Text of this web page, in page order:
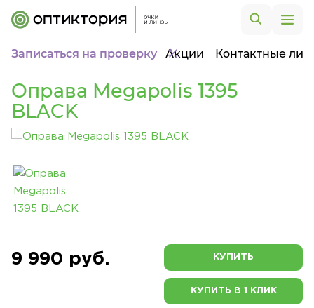
Записаться на проверку Акции Контактные
Оправа Megapolis 1395
BLACK
9 990 руб. КУПИТЬ
КУПИТЬ В 1 КЛИК